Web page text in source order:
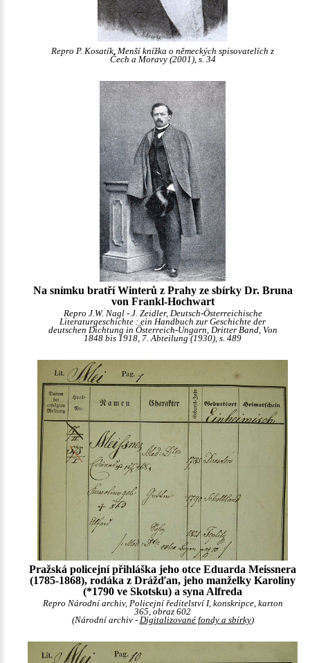
Repro P. Kosatík, Menší knížka o německých spisovatelích z
Čech a Moravy (2001), s. 34
Na snímku bratří Winterů z Prahy ze sbírky Dr. Bruna
von Frankl-Hochwart
Repro J.W. Nagl - J. Zeidler, Deutsch-Österreichische
Literaturgeschichte : ein Handbuch zur Geschichte der
deutschen Dichtung in Österreich-Ungarn, Dritter Band, Von
1848 bis 1918, 7. Abteilung (1930), s. 489
Pražská policejní přihláška jeho otce Eduarda Meissnera
(1785-1868), rodáka z Drážďan, jeho manželky Karoliny
(*1790 ve Skotsku) a syna Alfreda
Repro Národní archiv, Policejní ředitelství I, konskripce, karton
365, obraz 602
(Národní archiv - Digitalizované fondy a sbírky)